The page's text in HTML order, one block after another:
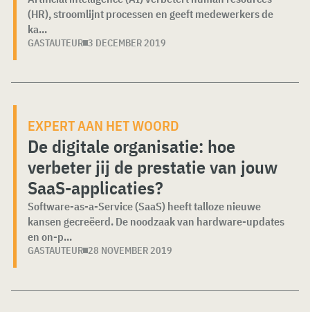
(HR), stroomlijnt processen en geeft medewerkers de
ka...
GASTAUTEUR 3 DECEMBER 2019
EXPERT AAN HET WOORD
De digitale organisatie: hoe
verbeter jij de prestatie van jouw
SaaS-applicaties?
Software-as-a-Service (SaaS) heeft talloze nieuwe
kansen gecreëerd. De noodzaak van hardware-updates
en on-p...
GASTAUTEUR 28 NOVEMBER 2019